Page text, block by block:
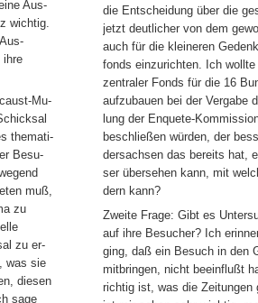
Aus-
wichtig.
ihre
Mu-
themati-
Besu-
muß,
zu
zu er-
was sie
diesen
sage
die Entscheidung über die
jetzt deutlicher von dem
auch für die kleineren
fonds einzurichten. Ich
zentraler Fonds für die 16
aufzubauen bei der Vergabe
lung der Enquete-
beschließen würden, der
dersachsen das bereits hat,
ser übersehen kann, mit
dern kann?
Zweite Frage: Gibt es
auf ihre Besucher? Ich
ging, daß ein Besuch in den
mitbringen, nicht beeinflußt
richtig ist, was die Zeitungen